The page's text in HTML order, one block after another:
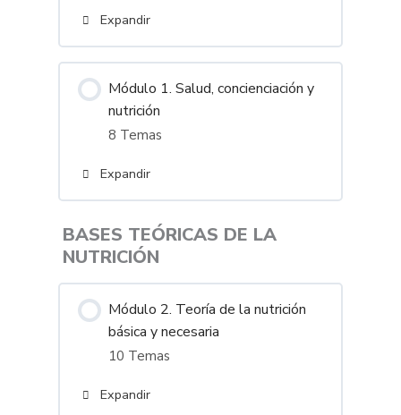
Expandir
Contenido
0% Completado 0/1 Pasos
Empieza por aquí
Módulo 1. Salud, concienciación y
nutrición
8 Temas
Expandir
Contenido
0% Completado 0/8 Pasos
Con la salud no se juega
La importancia de tomar
conciencia para mejorar tu
nutrición
BASES TEÓRICAS DE LA
NUTRICIÓN
Módulo 2. Teoría de la nutrición
básica y necesaria
10 Temas
Expandir